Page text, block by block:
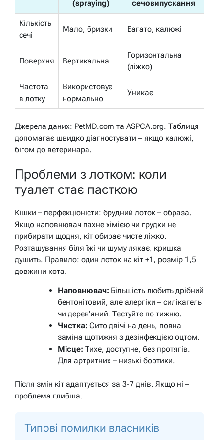
(spraying) сечовипускання
Кількість
сечі
Мало, бризки Багато, калюжі
Поверхня Вертикальна
Горизонтальна
(ліжко)
Частота
в лотку
Використовує
нормально
Уникає
Джерела даних: PetMD.com та ASPCA.org. Таблиця
допомагає швидко діагностувати – якщо калюжі,
бігом до ветеринара.
Проблеми з лотком: коли
туалет стає пасткою
Кішки – перфекціоністи: брудний лоток – образа.
Якщо наповнювач пахне хімією чи грудки не
прибирати щодня, кіт обирає чисте ліжко.
Розташування біля їжі чи шуму лякає, кришка
душить. Правило: один лоток на кіт +1, розмір 1,5
довжини кота.
Наповнювач: Більшість любить дрібний
бентонітовий, але алергіки – силікагель
чи дерев’яний. Тестуйте по тижню.
Чистка: Сито двічі на день, повна
заміна щотижня з дезінфекцією оцтом.
Місце: Тихе, доступне, без протягів.
Для артритних – низькі бортики.
Після змін кіт адаптується за 3-7 днів. Якщо ні –
проблема глибша.
Типові помилки власників